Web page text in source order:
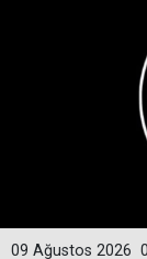
09 Ağustos 2026